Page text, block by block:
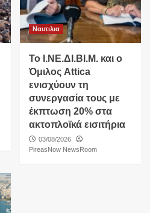
Ναυτιλια
Το Ι.ΝΕ.ΔΙ.ΒΙ.Μ. και o
Όμιλος Attica
ενισχύουν τη
συνεργασία τους με
έκπτωση 20% στα
ακτοπλοϊκά εισιτήρια
03/08/2026
PireasNow NewsRoom